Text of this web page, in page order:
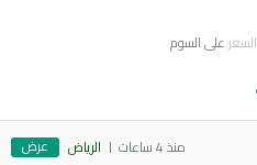
السعر على السوم
منذ 4 ساعات الرياض عرض